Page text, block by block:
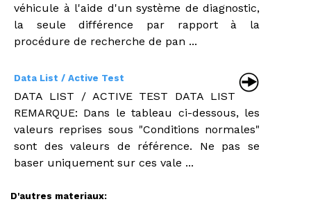
véhicule à l'aide d'un système de diagnostic,
la seule différence par rapport à la
procédure de recherche de pan ...
Data List / Active Test
DATA LIST / ACTIVE TEST DATA LIST
REMARQUE: Dans le tableau ci-dessous, les
valeurs reprises sous "Conditions normales"
sont des valeurs de référence. Ne pas se
baser uniquement sur ces vale ...
D'autres materiaux: